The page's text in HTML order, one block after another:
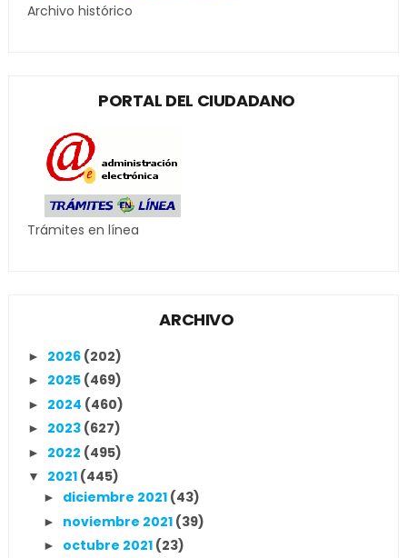
Archivo histórico
PORTAL DEL CIUDADANO
Trámites en línea
ARCHIVO
► 2026 (202)
► 2025 (469)
► 2024 (460)
► 2023 (627)
► 2022 (495)
▼ 2021 (445)
► diciembre 2021 (43)
► noviembre 2021 (39)
► octubre 2021 (23)